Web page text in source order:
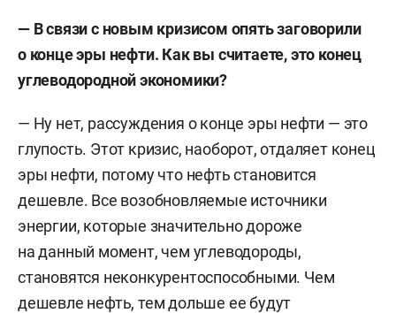
— В связи с новым кризисом опять заговорили
о конце эры нефти. Как вы считаете, это конец
углеводородной экономики?
— Ну нет, рассуждения о конце эры нефти — это
глупость. Этот кризис, наоборот, отдаляет конец
эры нефти, потому что нефть становится
дешевле. Все возобновляемые источники
энергии, которые значительно дороже
на данный момент, чем углеводороды,
становятся неконкурентоспособными. Чем
дешевле нефть, тем дольше ее будут